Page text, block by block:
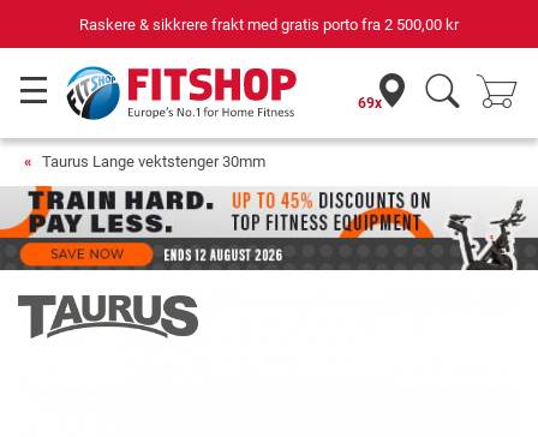
Raskere & sikkrere frakt med gratis porto fra2 500,00 kr
69x
Taurus Lange vektstenger 30mm